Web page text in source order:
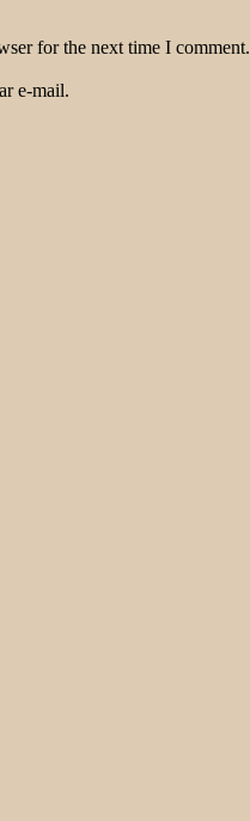
for the next time I comment.
e-mail.